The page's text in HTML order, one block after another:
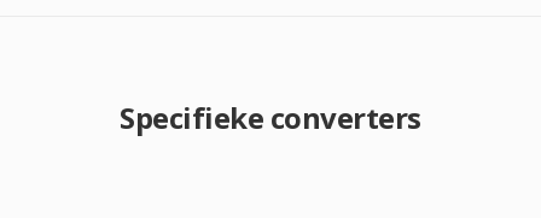
Specifieke converters